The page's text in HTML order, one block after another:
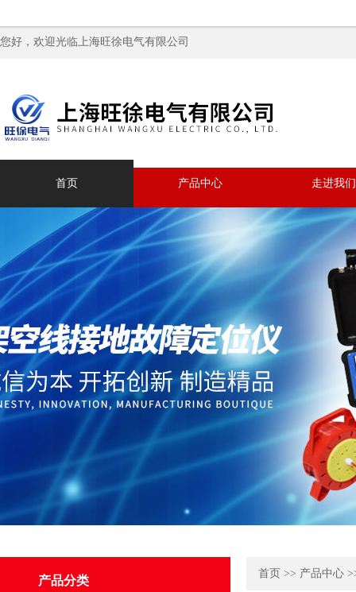
您好，欢迎光临上海旺徐电气有限公司
首页 产品中心 走进我们
产品分类
首页 >> 产品中心